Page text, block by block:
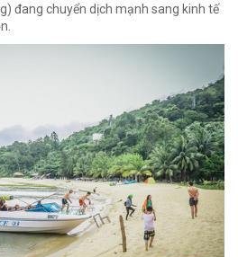
đang chuyển dịch mạnh sang kinh tế